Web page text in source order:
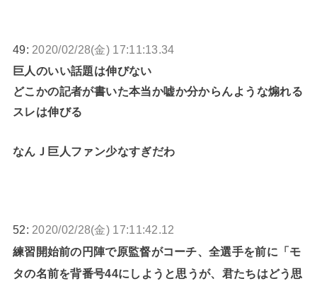
49: 2020/02/28(金) 17:11:13.34
巨人のいい話題は伸びない
どこかの記者が書いた本当か嘘か分からんような煽れる
スレは伸びる
なんＪ巨人ファン少なすぎだわ
52: 2020/02/28(金) 17:11:42.12
練習開始前の円陣で原監督がコーチ、全選手を前に「モ
タの名前を背番号44にしようと思うが、君たちはどう思